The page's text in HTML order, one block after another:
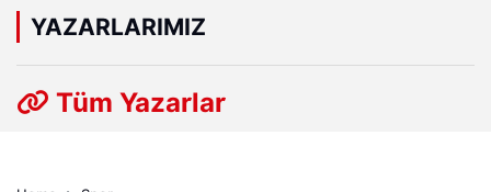
YAZARLARIMIZ
Tüm Yazarlar